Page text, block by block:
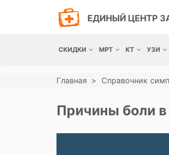
ЕДИНЫЙ ЦЕНТР
СКИДКИ МРТ КТ УЗИ
Главная Справочник
Причины боли в